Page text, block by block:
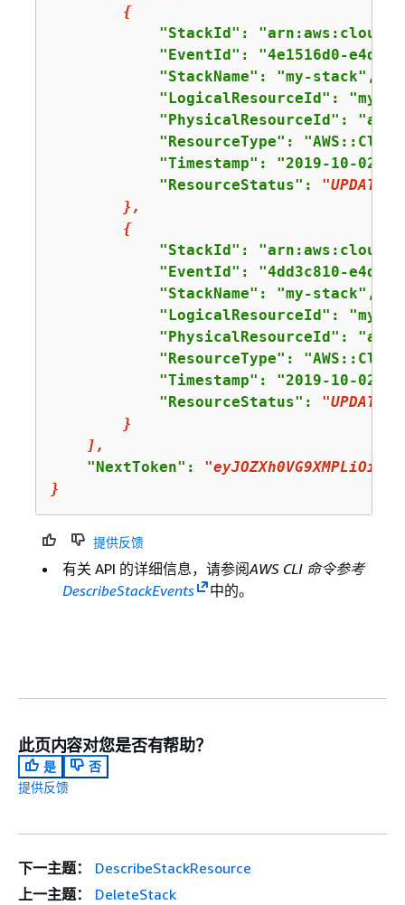
{
"StackId":
"EventId": "4e1516d0-e4d6-
            "StackName": "my-stack",
"LogicalResourceId": "my-
"PhysicalResourceId":
"ResourceType":
"Timestamp": "2019-10-
            "ResourceStatus":
},
{
"StackId":
"EventId": "4dd3c810-e4d6-
            "StackName": "my-stack",
"LogicalResourceId": "my-
"PhysicalResourceId":
"ResourceType":
"Timestamp": "2019-10-
            "ResourceStatus":
}
],
    "NextToken":
}
提供反馈
有关 API 的详细信息，请参阅AWS CLI 命令参考
DescribeStackEvents
中的。
此页内容对您是否有帮助？
是
否
提供反馈
下一主题：
DescribeStackResource
上一主题：
DeleteStack